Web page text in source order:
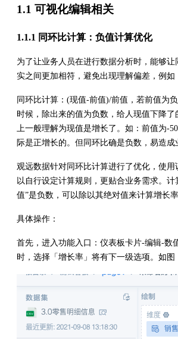
1.1 可视化编辑相关
1.1.1 同环比计算：负值计算优化
为了让业务人员在进行数据分析时，能够
实之间更加相符，避免出现理解偏差，例如
同环比计算：(现值-前值)/前值，若前值为
时候，除出来的值为负数，给人现值下降
上一般理解为现值是增长了。如：前值为-
际是正增长的。但同环比确是负数，易造成
观远数据针对同环比计算进行了优化，使
以自行设定计算规则，更贴合业务需求。计
值”是负数，可以除以其绝对值来计算增长率
具体操作：
首先，进入功能入口：仪表板卡片-编辑-数
时，选择「增长率」将有下一级选项。如图